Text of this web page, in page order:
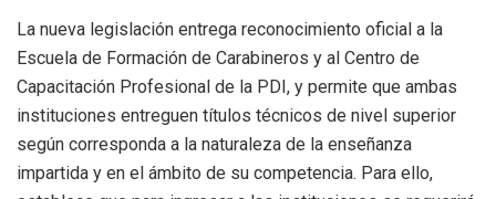
La nueva legislación entrega reconocimiento oficial a la
Escuela de Formación de Carabineros y al Centro de
Capacitación Profesional de la PDI, y permite que ambas
instituciones entreguen títulos técnicos de nivel superior
según corresponda a la naturaleza de la enseñanza
impartida y en el ámbito de su competencia. Para ello,